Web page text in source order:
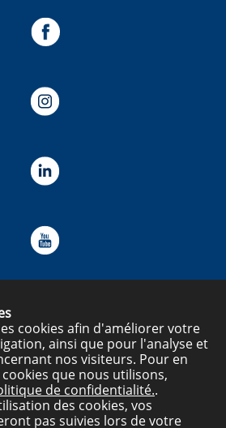
cookies afin d'améliorer votre
ainsi que pour l'analyse et
nos visiteurs. Pour en
que nous utilisons,
de confidentialité..
des cookies, vos
pas suivies lors de votre
du site Politique de confidentialité